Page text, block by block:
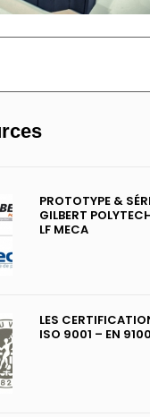
PROTOTYPE &
GILBERT
LF MECA
LES
ISO 9001 – EN 9100